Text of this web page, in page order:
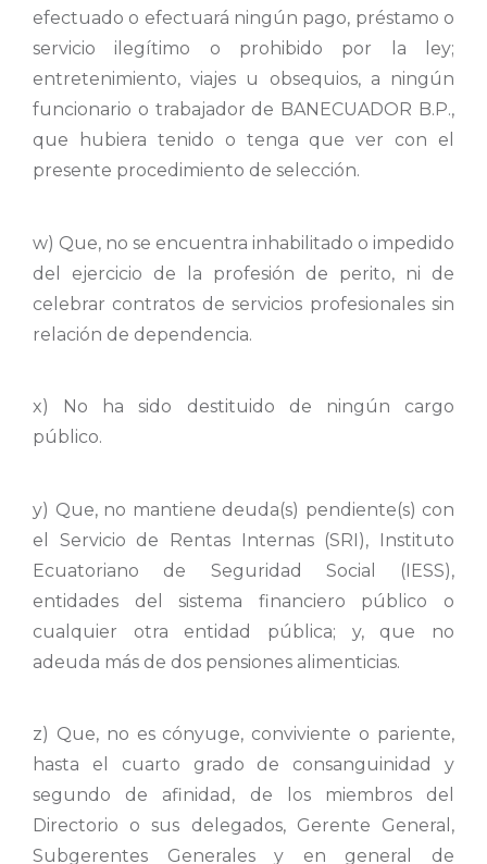
efectuado o efectuará ningún pago, préstamo o
servicio ilegítimo o prohibido por la ley;
entretenimiento, viajes u obsequios, a ningún
funcionario o trabajador de BANECUADOR B.P.,
que hubiera tenido o tenga que ver con el
presente procedimiento de selección.
w) Que, no se encuentra inhabilitado o impedido
del ejercicio de la profesión de perito, ni de
celebrar contratos de servicios profesionales sin
relación de dependencia.
x) No ha sido destituido de ningún cargo
público.
y) Que, no mantiene deuda(s) pendiente(s) con
el Servicio de Rentas Internas (SRI), Instituto
Ecuatoriano de Seguridad Social (IESS),
entidades del sistema financiero público o
cualquier otra entidad pública; y, que no
adeuda más de dos pensiones alimenticias.
z) Que, no es cónyuge, conviviente o pariente,
hasta el cuarto grado de consanguinidad y
segundo de afinidad, de los miembros del
Directorio o sus delegados, Gerente General,
Subgerentes Generales y en general de